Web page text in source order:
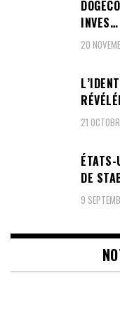
INVES…
20
21
ÉTATS-
DE
9